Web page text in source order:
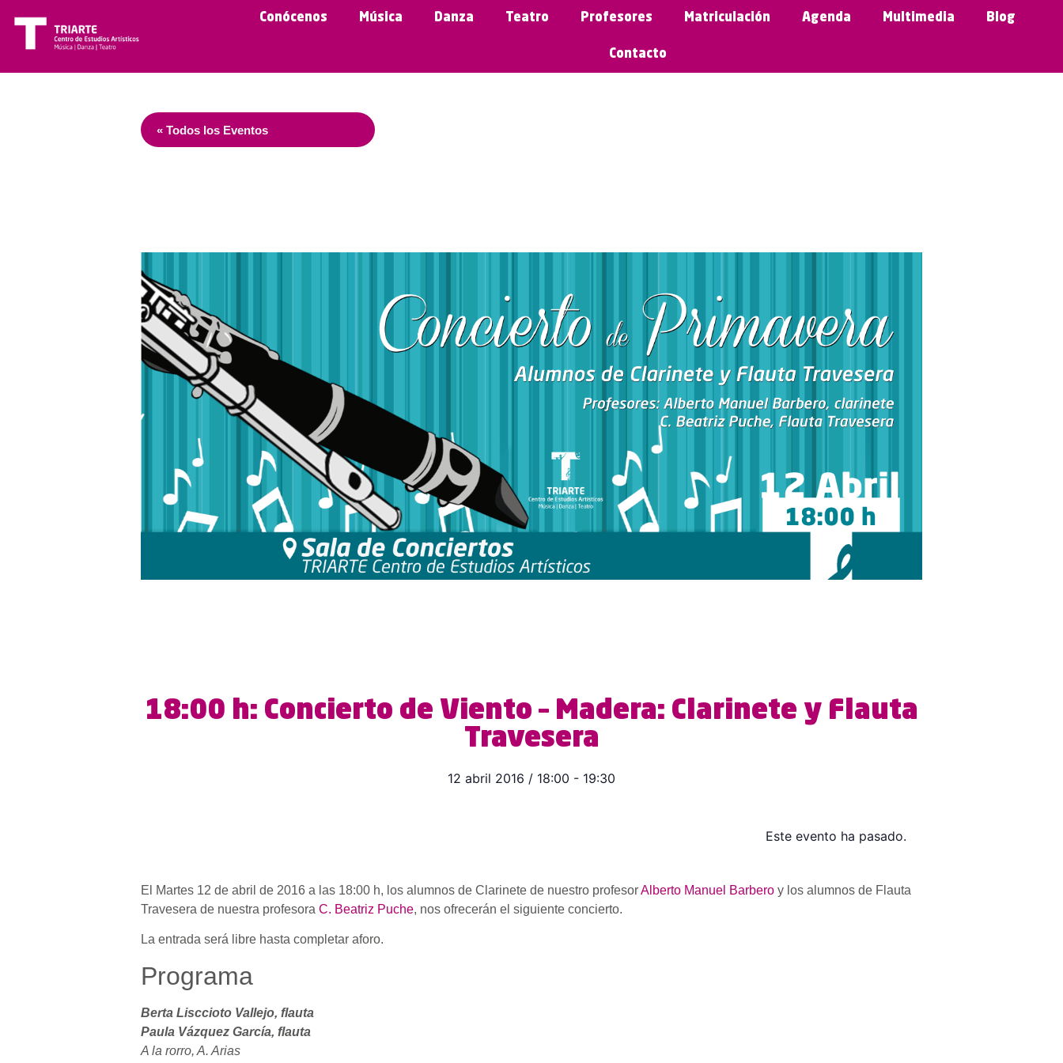
Conócenos Música Danza Teatro Profesores Matriculación Agenda Multimedia Blog
Contacto
« Todos los Eventos
18:00 h: Concierto de Viento – Madera: Clarinete y Flauta
Travesera
12 abril 2016 / 18:00 - 19:30
Este evento ha pasado.
El Martes 12 de abril de 2016 a las 18:00 h, los alumnos de Clarinete de nuestro profesorAlberto Manuel Barbero y los alumnos de Flauta
Travesera de nuestra profesora C. Beatriz Puche, nos ofrecerán el siguiente concierto.
La entrada será libre hasta completar aforo.
Programa
Berta Lisccioto Vallejo, flauta
Paula Vázquez García, flauta
A la rorro, A. Arias